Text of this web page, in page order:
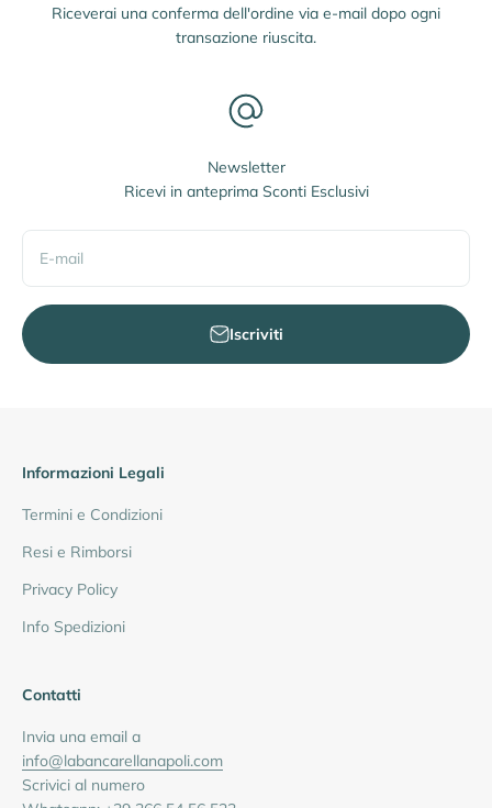
Riceverai una conferma dell'ordine via e-mail dopo ogni
transazione riuscita.
Newsletter
Ricevi in anteprima Sconti Esclusivi
E-mail
Iscriviti
Informazioni Legali
Termini e Condizioni
Resi e Rimborsi
Privacy Policy
Info Spedizioni
Contatti
Invia una email a
info@labancarellanapoli.com
Scrivici al numero